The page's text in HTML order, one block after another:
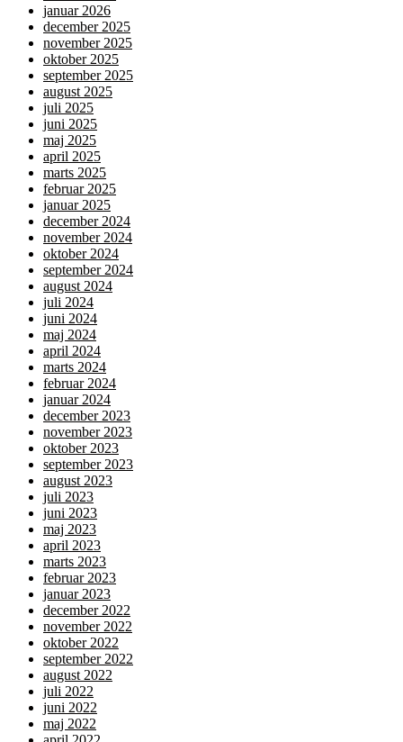
januar 2026
december 2025
november 2025
oktober 2025
september 2025
august 2025
juli 2025
juni 2025
maj 2025
april 2025
marts 2025
februar 2025
januar 2025
december 2024
november 2024
oktober 2024
september 2024
august 2024
juli 2024
juni 2024
maj 2024
april 2024
marts 2024
februar 2024
januar 2024
december 2023
november 2023
oktober 2023
september 2023
august 2023
juli 2023
juni 2023
maj 2023
april 2023
marts 2023
februar 2023
januar 2023
december 2022
november 2022
oktober 2022
september 2022
august 2022
juli 2022
juni 2022
maj 2022